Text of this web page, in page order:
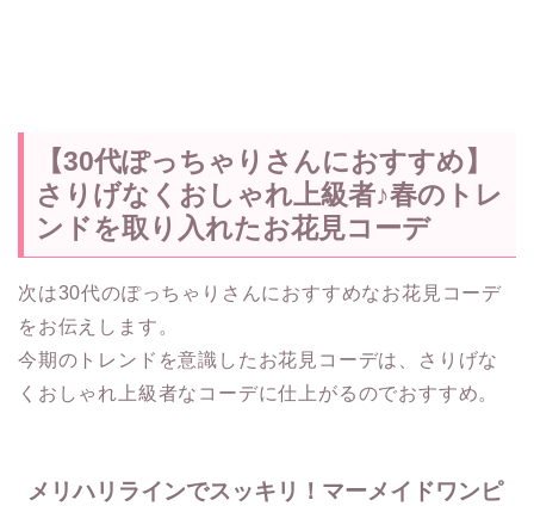
【30代ぽっちゃりさんにおすすめ】
さりげなくおしゃれ上級者♪春のトレ
ンドを取り入れたお花見コーデ
次は30代のぽっちゃりさんにおすすめなお花見コーデ
をお伝えします。
今期のトレンドを意識したお花見コーデは、さりげな
くおしゃれ上級者なコーデに仕上がるのでおすすめ。
メリハリラインでスッキリ！マーメイドワンピ